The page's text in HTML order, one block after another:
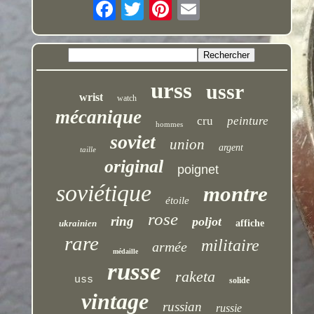
wrist watch urss ussr
mécanique hommes cru peinture
taille soviet union argent
original poignet
soviétique étoile montre
ukrainien ring rose poljot affiche
rare médaille armée militaire
uss russe raketa solide
vintage russian russie